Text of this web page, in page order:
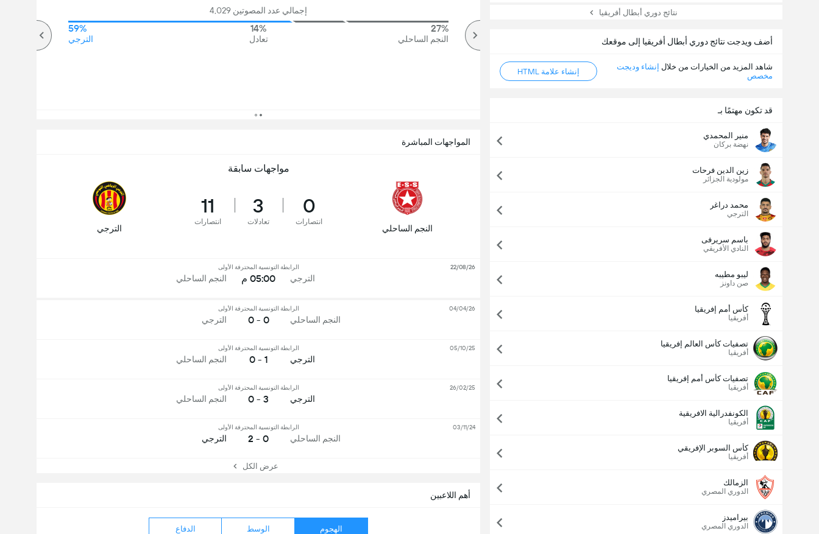
نتائج دوري أبطال أفريقيا
أضف ويدجت نتائج دوري أبطال أفريقيا إلى موقعك
شاهد المزيد من الخيارات من خلال إنشاء وديجت
مخصص
إنشاء علامة HTML
قد تكون مهتمًا بـ
منير المحمدي
نهضة بركان
زين الدين فرحات
مولودية الجزائر
محمد دراغر
الترجي
باسم سريرفى
النادي الأفريقي
ليبو مطيبه
صن داونز
كأس أمم إفريقيا
أفريقيا
تصفيات كأس العالم إفريقيا
أفريقيا
تصفيات كأس أمم إفريقيا
أفريقيا
الكونفدرالية الافريقية
أفريقيا
كأس السوبر الإفريقي
أفريقيا
الزمالك
الدوري المصري
بيراميدز
الدوري المصري
أهم اللاعبين
الهجوم الوسط الدفاع
إجمالي عدد المصوتين 4,029
27%
النجم الساحلي
14%
تعادل
59%
الترجي
المواجهات المباشرة
مواجهات سابقة
النجم الساحلي
0
انتصارات
3
تعادلات
11
انتصارات
الترجي
الترجي
الرابطة التونسية المحترفة الأولى
05:00 م النجم الساحلي
22/08/26
النجم الساحلي
الرابطة التونسية المحترفة الأولى
0 - 0 الترجي
04/04/26
الترجي
الرابطة التونسية المحترفة الأولى
1 - 0 النجم الساحلي
05/10/25
الترجي
الرابطة التونسية المحترفة الأولى
3 - 0 النجم الساحلي
26/02/25
النجم الساحلي
الرابطة التونسية المحترفة الأولى
0 - 2 الترجي
03/11/24
عرض الكل